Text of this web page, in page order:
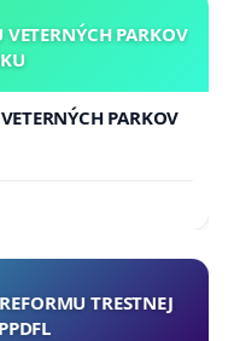
PARKOV
PARKOV
TRESTNEJ